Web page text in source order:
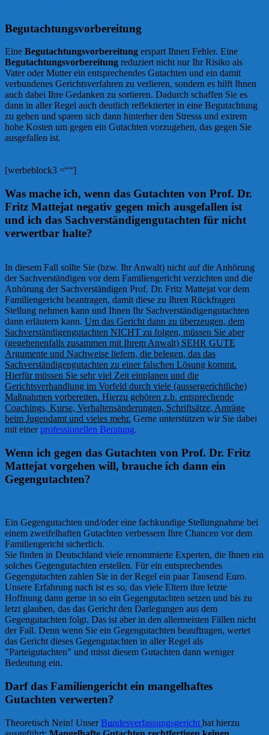
Begutachtungsvorbereitung
Eine Begutachtungsvorbereitung erspart Ihnen Fehler. Eine
Begutachtungsvorbereitung reduziert nicht nur Ihr Risiko als
Vater oder Mutter ein entsprechendes Gutachten und ein damit
verbundenes Gerichtsverfahren zu verlieren, sondern es hilft Ihnen
auch dabei Ihre Gedanken zu sortieren. Dadurch schaffen Sie es
dann in aller Regel auch deutlich reflektierter in eine Begutachtung
zu gehen und sparen sich dann hinterher den Stresss und extrem
hohe Kosten um gegen ein Gutachten vorzugehen, das gegen Sie
ausgefallen ist.
[werbeblock3 =““]
Was mache ich, wenn das Gutachten von Prof. Dr.
Fritz Mattejat negativ gegen mich ausgefallen ist
und ich das Sachverständigengutachten für nicht
verwertbar halte?
In diesem Fall sollte Sie (bzw. Ihr Anwalt) nicht auf die Anhörung
der Sachverständigen vor dem Familiengericht verzichten und die
Anhörung der Sachverständigen Prof. Dr. Fritz Mattejat vor dem
Familiengericht beantragen, damit diese zu Ihren Rückfragen
Stellung nehmen kann und Ihnen Ihr Sachverständigengutachten
dann erläutern kann. Um das Gericht dann zu überzeugen, dem
Sachverständigengutachten NICHT zu folgen, müssen Sie aber
(gegebenenfalls zusammen mit Ihrem Anwalt) SEHR GUTE
Argumente und Nachweise liefern, die belegen, das das
Sachverständigengutachten zu einer falschen Lösung kommt.
Hierfür müssen Sie sehr viel Zeit einplanen und die
Gerichtsverhandlung im Vorfeld durch viele (aussergerichtliche)
Maßnahmen vorbereiten. Hierzu gehören z.b. entsprechende
Coachings, Kurse, Verhaltensänderungen, Schriftsätze, Anträge
beim Jugendamt und vieles mehr. Gerne unterstützen wir Sie dabei
mit einerprofessionellen Beratung.
Wenn ich gegen das Gutachten von Prof. Dr. Fritz
Mattejat vorgehen will, brauche ich dann ein
Gegengutachten?
Ein Gegengutachten und/oder eine fachkundige Stellungnahme bei
einem zweifelhaften Gutachten verbessern Ihre Chancen vor dem
Familiengericht sicherlich.
Sie finden in Deutschland viele renommierte Experten, die Ihnen ein
solches Gegengutachten erstellen. Für ein entsprechendes
Gegengutachten zahlen Sie in der Regel ein paar Tausend Euro.
Unsere Erfahrung nach ist es so, das viele Eltern ihre letzte
Hoffnung dann gerne in so ein Gegengutachten setzen und bis zu
letzt glauben, das das Gericht den Darlegungen aus dem
Gegengutachten folgt. Das ist aber in den allermeisten Fällen nicht
der Fall. Denn wenn Sie ein Gegengutachten beauftragen, wertet
das Gericht dieses Gegengutachten in aller Regel als
"Parteigutachten" und misst diesem Gutachten dann weniger
Bedeutung ein.
Darf das Familiengericht ein mangelhaftes
Gutachten verwerten?
Theoretisch Nein! UnserBundesverfassungsgericht hat hierzu